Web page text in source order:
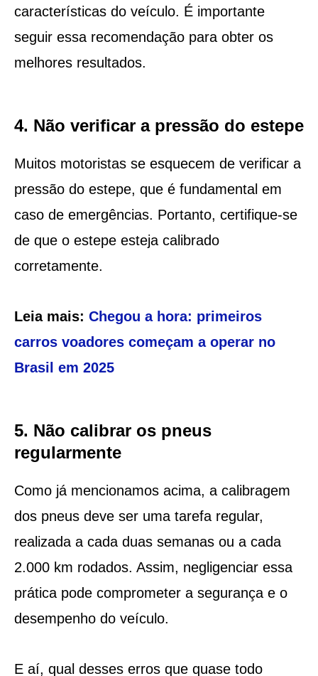
características do veículo. É importante
seguir essa recomendação para obter os
melhores resultados.
4. Não verificar a pressão do estepe
Muitos motoristas se esquecem de verificar a
pressão do estepe, que é fundamental em
caso de emergências. Portanto, certifique-se
de que o estepe esteja calibrado
corretamente.
Leia mais: Chegou a hora: primeiros
carros voadores começam a operar no
Brasil em 2025
5. Não calibrar os pneus
regularmente
Como já mencionamos acima, a calibragem
dos pneus deve ser uma tarefa regular,
realizada a cada duas semanas ou a cada
2.000 km rodados. Assim, negligenciar essa
prática pode comprometer a segurança e o
desempenho do veículo.
E aí, qual desses erros que quase todo